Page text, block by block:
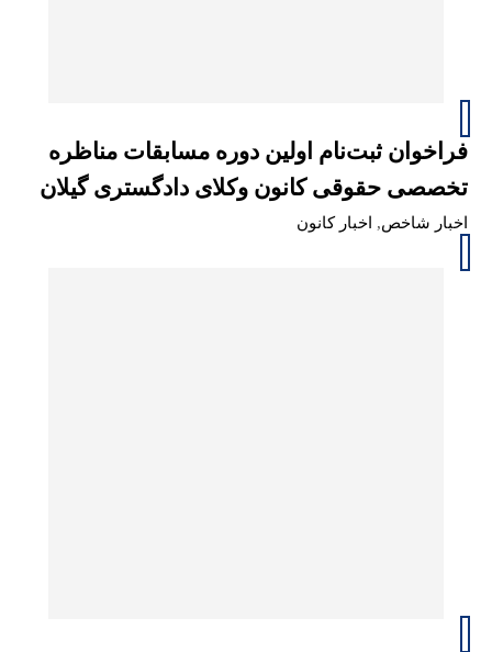
فراخوان ثبت‌نام اولین دوره مسابقات مناظره
تخصصی حقوقی کانون وکلای دادگستری گیلان
اخبار شاخص, اخبار کانون